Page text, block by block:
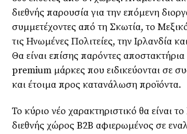
διεθνής παρουσία για την επόμενη
συμμετέχοντες από τη Σκωτία, το
τις Ηνωμένες Πολιτείες, την Ιρλανδία
Θα είναι επίσης παρόντες
premium μάρκες που ειδικεύονται σε
και έτοιμα προς κατανάλωση προϊόντα.
Το κύριο νέο χαρακτηριστικό θα είναι
διεθνής χώρος B2B αφιερωμένος σε